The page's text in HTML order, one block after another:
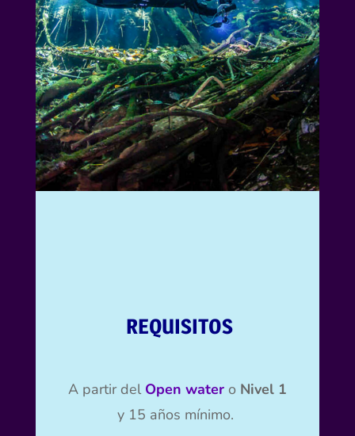
REQUISITOS
A partir del Open water oNivel 1
y 15 años mínimo.